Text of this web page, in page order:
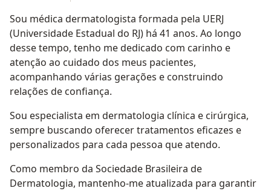
Sou médica dermatologista formada pela UERJ
(Universidade Estadual do RJ) há 41 anos. Ao longo
desse tempo, tenho me dedicado com carinho e
atenção ao cuidado dos meus pacientes,
acompanhando várias gerações e construindo
relações de confiança.
Sou especialista em dermatologia clínica e cirúrgica,
sempre buscando oferecer tratamentos eficazes e
personalizados para cada pessoa que atendo.
Como membro da Sociedade Brasileira de
Dermatologia, mantenho-me atualizada para garantir